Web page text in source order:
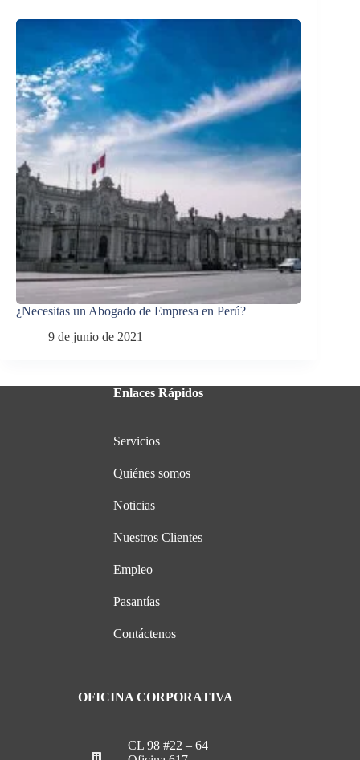
¿Necesitas un Abogado de Empresa en Perú?
9 de junio de 2021
Enlaces Rápidos
Servicios
Quiénes somos
Noticias
Nuestros Clientes
Empleo
Pasantías
Contáctenos
OFICINA CORPORATIVA
CL 98 #22 – 64